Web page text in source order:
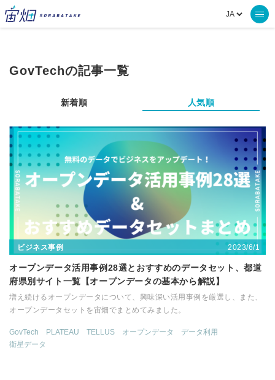
GovTechの記事一覧
新着順 人気順
ビジネス事例 2023/6/1
オープンデータ活用事例28選とおすすめのデータセット、都道
府県別サイト一覧【オープンデータの基本から解説】
増え続けるオープンデータについて、興味深い活用事例を厳選し、また、
オープンデータセットを宙畑でまとめてみました。
GovTech PLATEAU TELLUS オープンデータ
データ利用
衛星データ